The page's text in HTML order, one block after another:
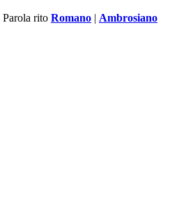
Parola rito Romano | Ambrosiano